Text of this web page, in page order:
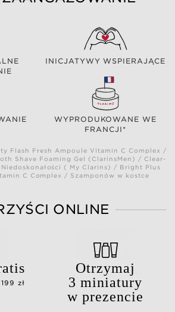
INICJATYWY WSPIERAJĄCE
WYPRODUKOWANE WE
FRANCJI*
Flash Fresh Ampoule Vitamin C Complex /
Shave Foaming Gel (ClarinsMen) / Clear-
( My Clarins) / Bright Plus
C Complex / Szamponów w kostce
ONLINE
zł
Otrzymaj
3 miniatury
w prezencie